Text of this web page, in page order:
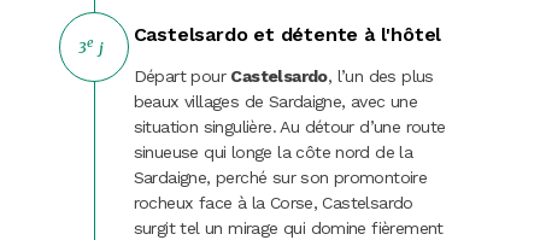
3e j
Castelsardo et détente à l'hôtel
Départ pour Castelsardo, l’un des plus
beaux villages de Sardaigne, avec une
situation singulière. Au détour d’une route
sinueuse qui longe la côte nord de la
Sardaigne, perché sur son promontoire
rocheux face à la Corse, Castelsardo
surgit tel un mirage qui domine fièrement